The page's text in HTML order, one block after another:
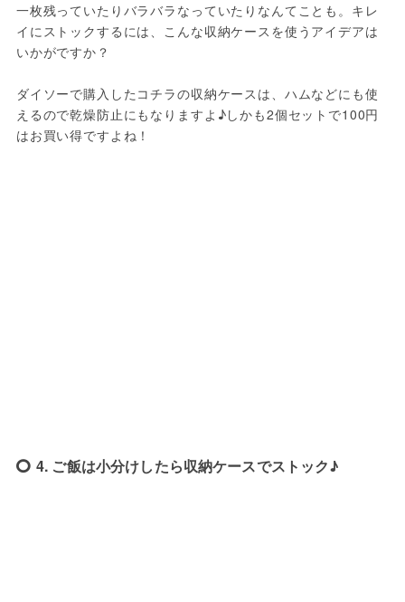
一枚残っていたりバラバラなっていたりなんてことも。キレ
イにストックするには、こんな収納ケースを使うアイデアは
いかがですか？
ダイソーで購入したコチラの収納ケースは、ハムなどにも使
えるので乾燥防止にもなりますよ♪しかも2個セットで100円
はお買い得ですよね！
4. ご飯は小分けしたら収納ケースでストック♪